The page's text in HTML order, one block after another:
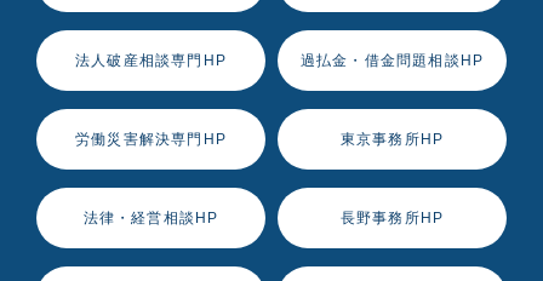
法人破産相談専門HP 過払金・借金問題相談HP
労働災害解決専門HP 東京事務所HP
法律・経営相談HP 長野事務所HP